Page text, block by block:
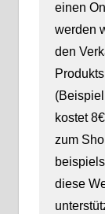
einen
werden
den
kostet
zum
diese